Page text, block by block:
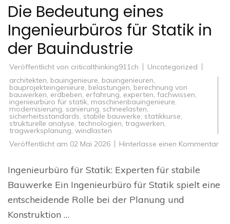
Die Bedeutung eines
Ingenieurbüros für Statik in
der Bauindustrie
Veröffentlicht von criticalthinking911ch
Uncategorized
architekten, bauingenieure, bauingenieuren,
bauprojekteingenieure, belastungen, berechnung von
bauwerken, erdbeben, erfahrung, experten, fachwissen,
ingenieurbüro für statik, maschinenbauingenieure,
modernisierung, sanierung, schneelasten,
sicherheitsstandards, stabile bauwerke, statikkurse,
strukturelle analyse, technologien, tragwerken,
tragwerksplanung, windlasten
Veröffentlicht am 02 Mai 2026 Hinterlasse einen Kommentarzu
Ingenieurbüro für Statik: Experten für stabile
Bauwerke Ein Ingenieurbüro für Statik spielt eine
entscheidende Rolle bei der Planung und
Konstruktion …